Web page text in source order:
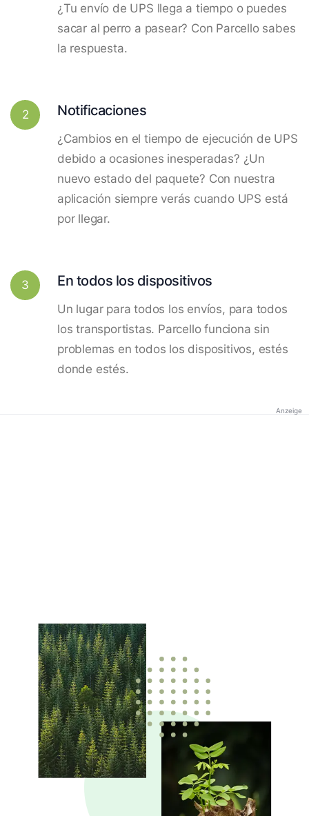
¿Tu envío de UPS llega a tiempo o puedes
sacar al perro a pasear? Con Parcello sabes
la respuesta.
2 Notificaciones
¿Cambios en el tiempo de ejecución de UPS
debido a ocasiones inesperadas? ¿Un
nuevo estado del paquete? Con nuestra
aplicación siempre verás cuando UPS está
por llegar.
3 En todos los dispositivos
Un lugar para todos los envíos, para todos
los transportistas. Parcello funciona sin
problemas en todos los dispositivos, estés
donde estés.
Anzeige